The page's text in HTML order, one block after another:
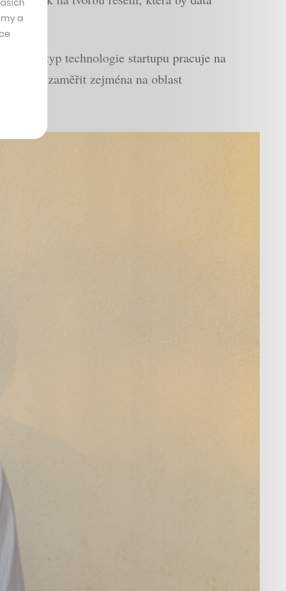
prototyp technologie startupu pracuje na
chce zaměřit zejména na oblast
a